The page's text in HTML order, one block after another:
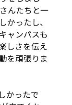
んたちと一
かったし、
ャンパスも
しさを伝え
を頑張りま
かったで